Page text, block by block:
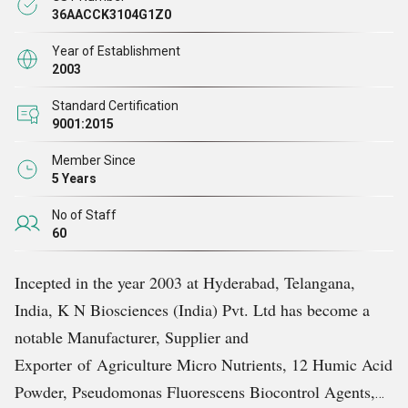
ఉపయోగించే వ్యవసాయ వ్యర్థాలు
పౌల్ట్రీ మరియు ఆక్వా పొలాల్లో ఆహార పదార్ధంగా ఈస్ట్ -
సింగిల్ సెల్ ప్రోటీన్ (ఎస్సిపి) ను అభివృద్ధి చేయండి
ఆక్వా నిర్విషీకరణ మరియు పౌల్ట్రీ లో మల పదార్థం చికిత్స
కోసం కుళ్ళిపోయిన కన్సార్టియం అభివృద్ధి
చెరకు మొక్కల కణజాల సంస్కృతి కోసం ఇన్విట్రో టెక్నాలజీని
అభివృద్ధి చేయండి
ది ఆర్ అండ్ డి యూనిట్ టెక్స్టైల్ కోసం వేర్వేరు చికిత్స
ఎంపికలను కూడా ఉత్పత్తి చేస్తుంది 89.2% విజయంతో COD,
రంగు, వాసన మరియు BOD ను తగ్గించడానికి ప్రసరణ
రేటు
పురుగు మందులు, పురుగుమందులు మరియు హెర్బిసైడ్ల
సామర్థ్యాన్ని పెంపొందించడానికి జీవ సహాయకాలను
సృష్టించండి
36AACCK3104G1Z0
Year of Establishment
2003
Standard Certification
9001:2015
Member Since
5 Years
No of Staff
60
Incepted in the year 2003 at Hyderabad, Telangana,
India, K N Biosciences (India) Pvt. Ltd has become a
notable Manufacturer, Supplier and
Exporter of Agriculture Micro Nutrients, 12 Humic Acid
Powder, Pseudomonas Fluorescens Biocontrol Agents,